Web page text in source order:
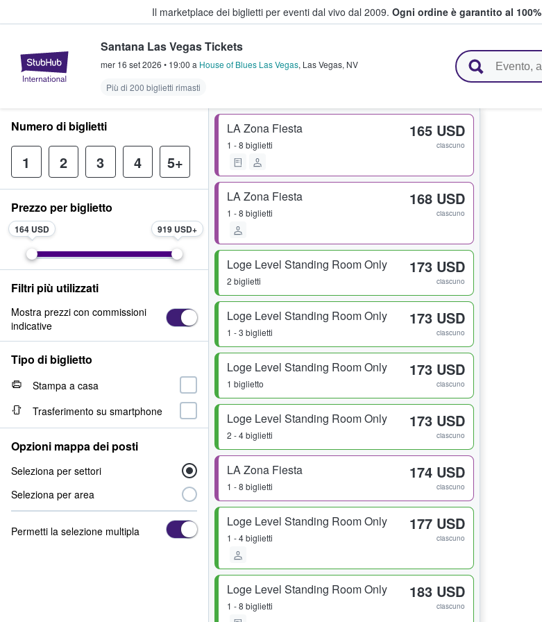
Il marketplace dei biglietti per eventi dal vivo dal 2009. Ogni ordine è garantito al 100%
StubHub - Dove i fan comprano e vendono biglietti
Santana Las Vegas Tickets
mer 16 set 2026 • 19:00 a House of Blues Las Vegas, Las Vegas, NV
Più di 200 biglietti rimasti
LA Zona Fiesta
1 - 8 biglietti
165 USD
ciascuno
LA Zona Fiesta
1 - 8 biglietti
168 USD
ciascuno
Loge Level Standing Room Only
2 biglietti
173 USD
ciascuno
Loge Level Standing Room Only
1 - 3 biglietti
173 USD
ciascuno
Loge Level Standing Room Only
1 biglietto
173 USD
ciascuno
Loge Level Standing Room Only
2 - 4 biglietti
173 USD
ciascuno
LA Zona Fiesta
1 - 8 biglietti
174 USD
ciascuno
Loge Level Standing Room Only
1 - 4 biglietti
177 USD
ciascuno
Loge Level Standing Room Only
1 - 8 biglietti
183 USD
ciascuno
Numero di biglietti
1 2 3 4 5+
Prezzo per biglietto
164 USD 919 USD
Filtri più utilizzati
Mostra prezzi con commissioni
indicative
Tipo di biglietto
Stampa a casa
Trasferimento su smartphone
Opzioni mappa dei posti
Seleziona per settori
Seleziona per area
Permetti la selezione multipla